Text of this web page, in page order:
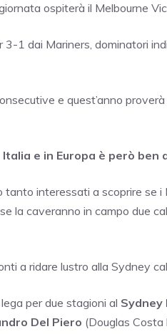
ospiterà il Melbourne
1 dai Mariners, dominatori
e quest’anno
e in Europa è però ben
interessati a scoprire se i
la caveranno in campo due
a ridare lustro alla Sydney
per due stagioni al Sydney
Del Piero (Douglas Costa